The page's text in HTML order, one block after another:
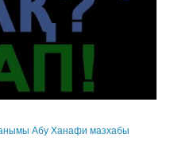
Абу Ханафи мазхабы